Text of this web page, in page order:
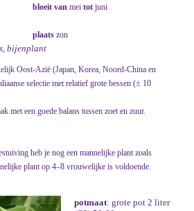
bloeit van mei tot juni
plaats zon
bijenplant
Oost-Azië (Japan, Korea, Noord-China en
selectie met relatief grote bessen (± 10
met een goede balans tussen zoet en zuur.
heb je nog een mannelijke plant zoals
plant op 4–8 vrouwelijke is voldoende.
potmaat: grote pot 2 liter